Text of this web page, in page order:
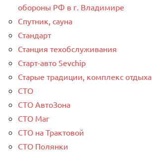
обороны РФ в г. Владимире
Спутник, сауна
Стандарт
Станция техобслуживания
Старт-авто Sevchip
Старые традиции, комплекс отдыха
СТО
СТО АвтоЗона
СТО Маг
СТО на Трактовой
СТО Полянки